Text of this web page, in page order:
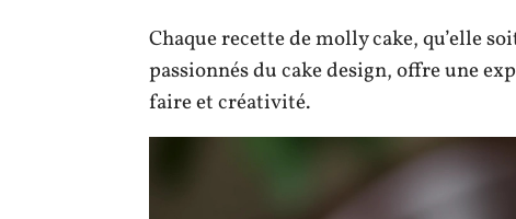
Chaque recette de molly cake, qu’elle
passionnés du cake design, offre une
faire et créativité.